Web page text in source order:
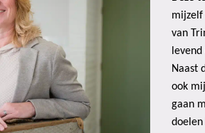
mijzelf
van
Naast
ook
gaan